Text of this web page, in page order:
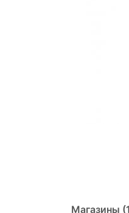
Магазины